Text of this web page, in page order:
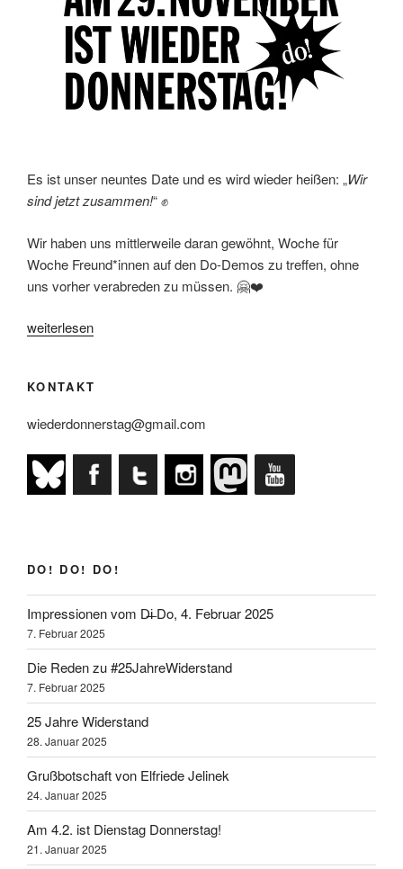
Es ist unser neuntes Date und es wird wieder heißen: „Wir
sind jetzt zusammen!“ ✊
Wir haben uns mittlerweile daran gewöhnt, Woche für
Woche Freund*innen auf den Do-Demos zu treffen, ohne
uns vorher verabreden zu müssen. 🤗❤️
„Am
ist
Donnerstag!“
weiterlesen
KONTAKT
wiederdonnerstag@gmail.com
DO! DO! DO!
Impressionen vom D̶i̶ Do, 4. Februar 2025
7. Februar 2025
Die Reden zu #25JahreWiderstand
7. Februar 2025
25 Jahre Widerstand
28. Januar 2025
Grußbotschaft von Elfriede Jelinek
24. Januar 2025
Am 4.2. ist Dienstag Donnerstag!
21. Januar 2025